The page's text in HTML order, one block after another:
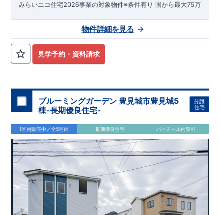
​みらいエコ住宅2026事業の対象物件※条件有り 国から最大75万
円の補助金が得られます！
​※補助金額より事務手数料として99000 円（税込）及び振込手
数料が差し引かれます。
​・玄関から直接洗面所・浴室
きる動線の為、
外から帰ってきたお子様も
​・ キッチンには 食器洗い機完備
​段差のないシームアンダーボウル仕様でお手入れ簡単◎
​・主寝室にはアクセントクロス使用♪
​↓↓クリックで詳細ご紹介
◆充実のアフターサポート◆
​東栄住宅では、お引き渡し後最大4回の無料点検と、最長60年
間の品質保証を実施。
​お引き渡しからが本当のお付き合いだと考え、アフターサービ
スを外部の業者に委託せず、
​東栄住宅グループ「東栄ホームサービス株式会社」にて責任を
もって対応いたします。
​​↓↓クリックで詳細ご紹介
◆長期優良住宅
見学予約・資料請求
物件詳細を見る
ブルーミングガーデン 豊見城市豊見城5
棟-長期優良住宅-
分譲
住宅
1区画販売中／全5区画 長期優良住宅 バーチャル内覧可